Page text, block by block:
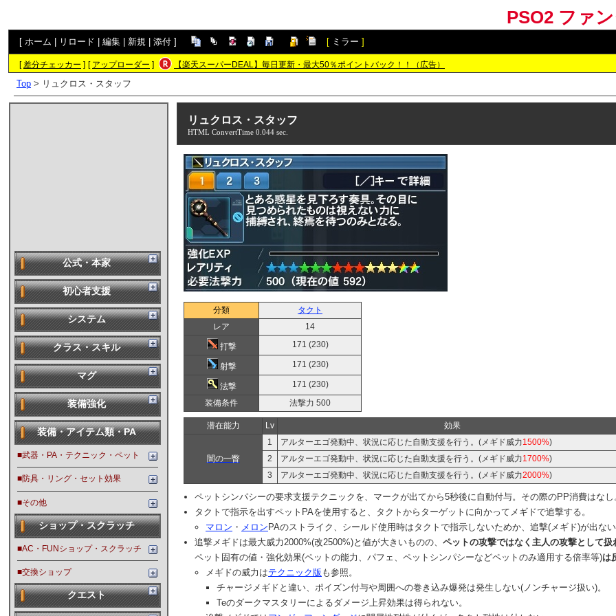
PSO2 ファ
[ ホーム リロード 編集 新規 添付 ] [ ミラー ]
[差分チェッカー ] [ アップローダー ] 【楽天スーパーDEAL】毎日更新・最大50％ポイントバック！！（広告）
Top > リュクロス・スタッフ
公式・本家
初心者支援
システム
クラス・スキル
マグ
装備強化
装備・アイテム類・PA
■武器・PA・テクニック・ペット
■防具・リング・セット効果
■その他
ショップ・スクラッチ
■AC・FUNショップ・スクラッチ
■交換ショップ
クエスト
リュクロス・スタッフ
HTML ConvertTime 0.044 sec.
分類
タクト
レア
14
打撃 171 (230)
射撃 171 (230)
法撃
171 (230)
装備条件
法撃力 500
潜在能力 Lv 効果
闇の一瞥
1 アルターエゴ発動中、状況に応じた自動支援を行う。(メギド威力1500%)
2
アルターエゴ発動中、状況に応じた自動支援を行う。(メギド威力1700%)
3
アルターエゴ発動中、状況に応じた自動支援を行う。(メギド威力2000%)
ペットシンパシーの要求支援テクニックを、マークが出てから5秒後に自動付与。その際のPP消費はなし
タクトで指示を出すペットPAを使用すると、タクトからターゲットに向かってメギドで追撃する。
マロン ・ メロン PAのストライク、シールド使用時はタクトで指示しないためか、追撃(メギド)が出ない
追撃メギドは最大威力2000%(改2500%)と値が大きいものの、 ペットの攻撃ではなく主人の攻撃として扱
ペット固有の値・強化効果(ペットの能力、パフェ、ペットシンパシーなどペットのみ適用する倍率等)は
メギドの威力はテクニック版 も参照。
チャージメギドと違い、ポイズン付与や周囲への巻き込み爆発は発生しない(ノンチャージ扱い)。
Teのダークマスタリーによるダメージ上昇効果は得られない。